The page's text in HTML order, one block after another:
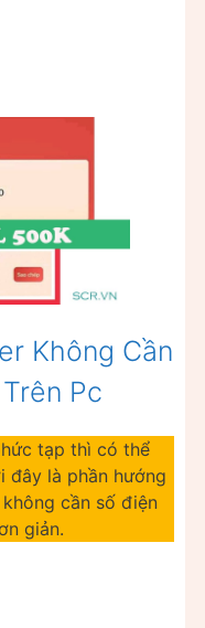
Không Cần
Pc
tạp thì có thể
đây là phần hướng
cần số điện
giản.